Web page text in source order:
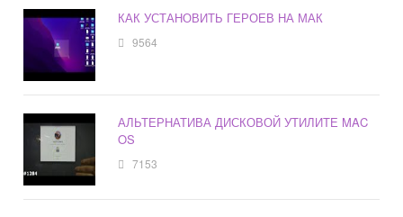
КАК УСТАНОВИТЬ ГЕРОЕВ НА МАК
9564
АЛЬТЕРНАТИВА ДИСКОВОЙ УТИЛИТЕ MAC
OS
7153